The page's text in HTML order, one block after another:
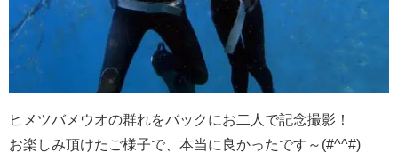
ヒメツバメウオの群れをバックにお二人で記念撮影！
お楽しみ頂けたご様子で、本当に良かったです～(#^^#)